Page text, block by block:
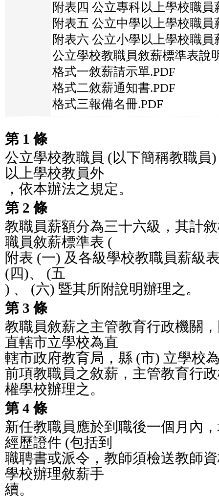
附表四 公立專科以上學校職員
附表五 公立中學以上學校職員
附表六 公立小學以上學校職員
公立學校教職員敘薪標準表說
格式一敘薪請示單.PDF
格式二敘薪通知書.PDF
格式三報備名冊.PDF
第 1 條
公立學校教職員 (以下簡稱教職員
以上學校教員外
，依本辦法之規定。
第 2 條
教職員薪額分為三十六級，其計
職員敘薪標準表 (
附表 (一) 及各級學校教職員薪級
(四)、 (五
) 、 (六) 暨其所附說明辦理之。
第 3 條
教職員敘薪之主管教育行政機關
直轄市立學校為直
轄市政府教育局，縣 (市) 立學校
前項教職員之敘薪，主管教育行
權學校辦理之。
第 4 條
新任教職員應於到職後一個月內
經歷證件 (包括到
職聘書或派令，教師須檢送教師
學校辦理敘薪手
續。